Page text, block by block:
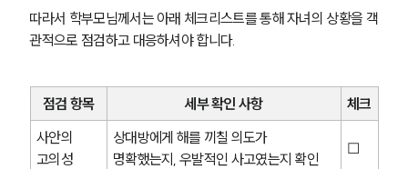
업무분야
전체
구성원 소개
따라서 학부모님께서는 아래 체크리스트를 통해 자녀의 상황을 객
관적으로 점검하고 대응하셔야 합니다.
점검 항목 세부 확인 사항
체크
사안의
고의성
상대방에게 해를 끼칠 의도가
명확했는지, 우발적인 사고였는지 확인
☐